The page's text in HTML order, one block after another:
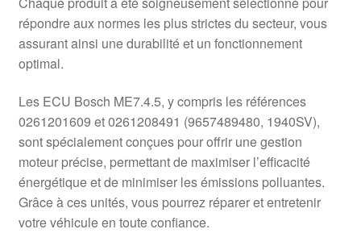
Termes et conditions
répondre aux normes les plus strictes du secteur, vous
assurant ainsi une durabilité et un fonctionnement
optimal.
Les ECU Bosch ME7.4.5, y compris les références
0261201609 et 0261208491 (9657489480, 1940SV),
sont spécialement conçues pour offrir une gestion
moteur précise, permettant de maximiser l’efficacité
énergétique et de minimiser les émissions polluantes.
Grâce à ces unités, vous pourrez réparer et entretenir
votre véhicule en toute confiance.